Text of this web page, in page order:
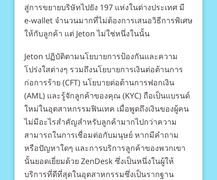
สู่การขยายบริษัทไปยัง 197 แห่งในต่างประเทศ มี
e-wallet จำนวนมากที่ไม่ต้องการเสนอวิธีการพิเศษ
ให้กับลูกค้า แต่ Jeton ไม่ใช่หนึ่งในนั้น
Jeton ปฏิบัติตามนโยบายการป้องกันและความ
โปร่งใสต่างๆ รวมถึงนโยบายการเงินต่อต้านการ
ก่อการร้าย (CFT) นโยบายต่อต้านการฟอกเงิน
(AML) และรู้จักลูกค้าของคุณ (KYC) ถือเป็นแบรนด์
ใหม่ในอุตสาหกรรมฟินเทค เมื่อพูดถึงเงินของผู้คน
ไม่มีอะไรสำคัญสำหรับลูกค้ามากไปกว่าความ
สามารถในการเชื่อมต่อกับมนุษย์ หากมีคำถาม
หรือปัญหาใดๆ และการบริการลูกค้าของพวกเขา
นั้นยอดเยี่ยมด้วย ZenDesk ซึ่งเป็นหนึ่งในผู้ให้
บริการที่ดีที่สุดในอุตสาหกรรมซึ่งเป็นรากฐาน